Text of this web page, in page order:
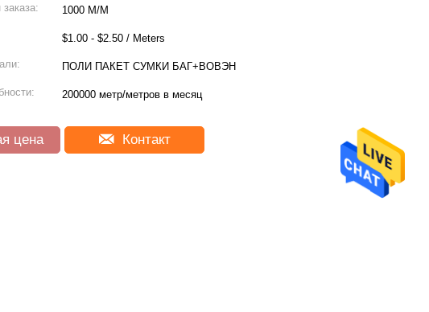
1000 М/М
$1.00 - $2.50 / Meters
ПОЛИ ПАКЕТ СУМКИ БАГ+ВОВЭН
200000 метр/метров в месяц
цена Контакт